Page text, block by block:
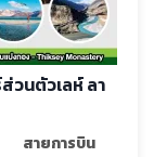
วนตัวเลห์ ลา
สายการบิน